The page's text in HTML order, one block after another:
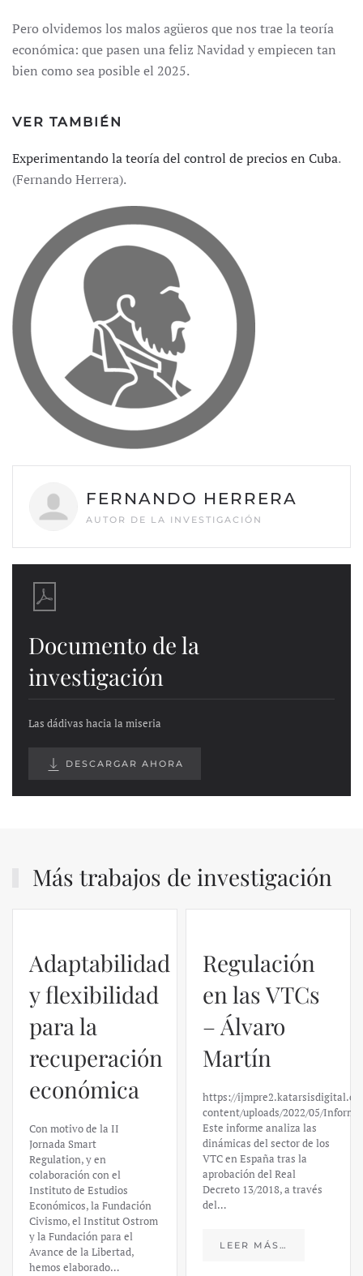
Pero olvidemos los malos agüeros que nos trae la teoría
económica: que pasen una feliz Navidad y empiecen tan
bien como sea posible el 2025.
VER TAMBIÉN
Experimentando la teoría del control de precios en Cuba.
(Fernando Herrera).
FERNANDO HERRERA
AUTOR DE LA INVESTIGACIÓN
Documento de la
investigación
Las dádivas hacia la miseria
DESCARGAR AHORA
Más trabajos de investigación
Adaptabilidad
y flexibilidad
para la
recuperación
económica
Con motivo de la II
Jornada Smart
Regulation, y en
colaboración con el
Instituto de Estudios
Económicos, la Fundación
Civismo, el Institut Ostrom
y la Fundación para el
Avance de la Libertad,
hemos elaborado…
Regulación
en las VTCs
– Álvaro
Martín
https://
content/uploads/2022/05/
Este informe analiza las
dinámicas del sector de los
VTC en España tras la
aprobación del Real
Decreto 13/2018, a través
del…
LEER MÁS…